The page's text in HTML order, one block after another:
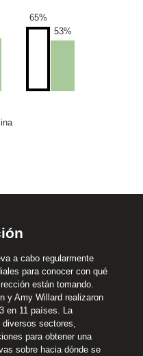
65%
53%
a cabo regularmente
para conocer con qué
están tomando.
y Amy Willard realizaron
en 11 países. La
sectores,
para obtener una
sobre hacia dónde se